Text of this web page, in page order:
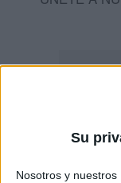
Su
Nosotros y nuestros